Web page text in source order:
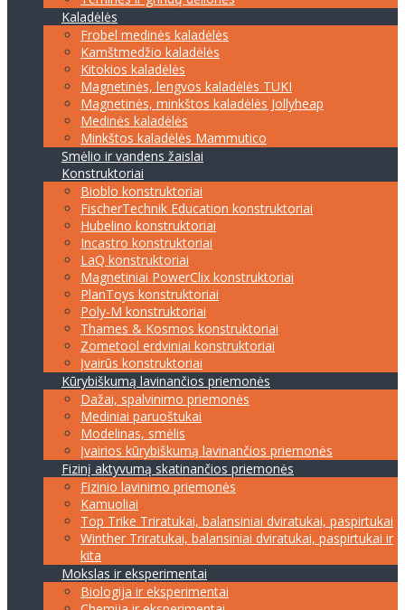
Kaladėlės
Frobel medinės kaladėlės
Kamštmedžio kaladėlės
Kitokios kaladėlės
Magnetinės, lengvos kaladėlės TUKI
Magnetinės, minkštos kaladėlės Jollyheap
Medinės kaladėlės
Minkštos kaladėlės Mammutico
Smėlio ir vandens žaislai
Konstruktoriai
Bioblo konstruktoriai
FischerTechnik Education konstruktoriai
Hubelino konstruktoriai
Incastro konstruktoriai
LaQ konstruktoriai
Magnetiniai PowerClix konstruktoriai
PlanToys konstruktoriai
Poly-M konstruktoriai
Thames & Kosmos konstruktoriai
Zometool erdviniai konstruktoriai
Įvairūs konstruktoriai
Kūrybiškumą lavinančios priemonės
Dažai, spalvinimo priemonės
Mediniai paruoštukai
Modelinas, smėlis
Įvairios kūrybiškumą lavinančios priemonės
Fizinį aktyvumą skatinančios priemonės
Fizinio lavinimo priemonės
Kamuoliai
Top Trike Triratukai, balansiniai dviratukai, paspirtukai
Winther Triratukai, balansiniai dviratukai, paspirtukai ir
kita
Mokslas ir eksperimentai
Biologija ir eksperimentai